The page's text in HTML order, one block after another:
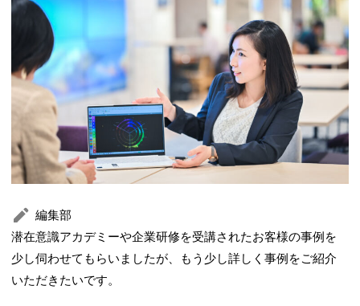
編集部
潜在意識アカデミーや企業研修を受講されたお客様の事例を
少し伺わせてもらいましたが、もう少し詳しく事例をご紹介
いただきたいです。